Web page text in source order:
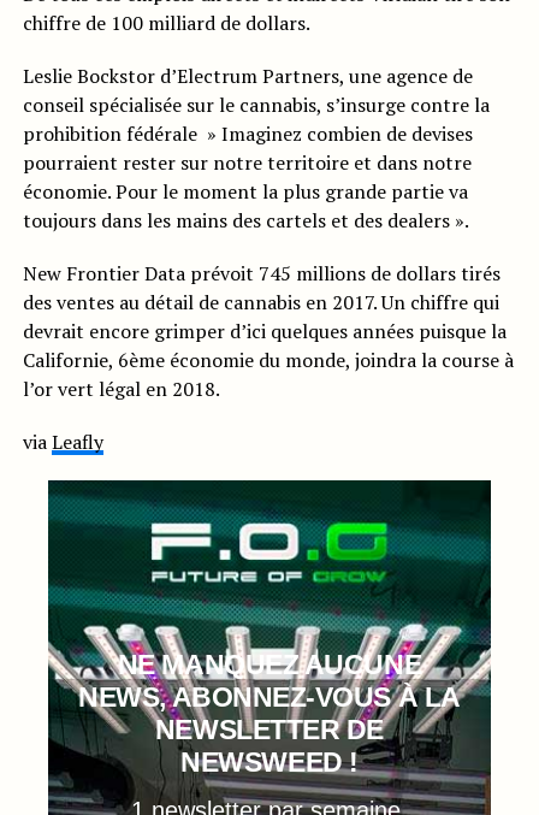
chiffre de 100 milliard de dollars.
Leslie Bockstor d’Electrum Partners, une agence de
conseil spécialisée sur le cannabis, s’insurge contre la
prohibition fédérale » Imaginez combien de devises
pourraient rester sur notre territoire et dans notre
économie. Pour le moment la plus grande partie va
toujours dans les mains des cartels et des dealers ».
New Frontier Data prévoit 745 millions de dollars tirés
des ventes au détail de cannabis en 2017. Un chiffre qui
devrait encore grimper d’ici quelques années puisque la
Californie, 6ème économie du monde, joindra la course à
l’or vert légal en 2018.
viaLeafly
NE MANQUEZ AUCUNE
NEWS, ABONNEZ-VOUS À LA
NEWSLETTER DE
NEWSWEED !